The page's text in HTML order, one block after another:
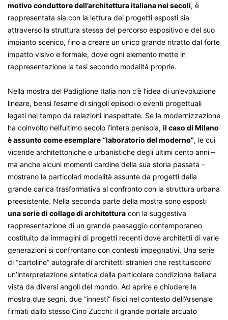
motivo conduttore dell’architettura italiana nei secoli, è
rappresentata sia con la lettura dei progetti esposti sia
attraverso la struttura stessa del percorso espositivo e del suo
impianto scenico, fino a creare un unico grande ritratto dal forte
impatto visivo e formale, dove ogni elemento mette in
rappresentazione la tesi secondo modalità proprie.
Nella mostra del Padiglione Italia non c’è l’idea di un’evoluzione
lineare, bensì l’esame di singoli episodi o eventi progettuali
legati nel tempo da relazioni inaspettate. Se la modernizzazione
ha coinvolto nell’ultimo secolo l’intera penisola, il caso di Milano
è assunto come esemplare “laboratorio del moderno”, le cui
vicende architettoniche e urbanistiche degli ultimi cento anni –
ma anche alcuni momenti cardine della sua storia passata –
mostrano le particolari modalità assunte da progetti dalla
grande carica trasformativa al confronto con la struttura urbana
preesistente. Nella seconda parte della mostra sono esposti
una serie di collage di architettura con la suggestiva
rappresentazione di un grande paesaggio contemporaneo
costituito da immagini di progetti recenti dove architetti di varie
generazioni si confrontano con contesti impegnativi. Una serie
di “cartoline” autografe di architetti stranieri che restituiscono
un’interpretazione sintetica della particolare condizione italiana
vista da diversi angoli del mondo. Ad aprire e chiudere la
mostra due segni, due “innesti” fisici nel contesto dell’Arsenale
firmati dallo stesso Cino Zucchi: il grande portale arcuato